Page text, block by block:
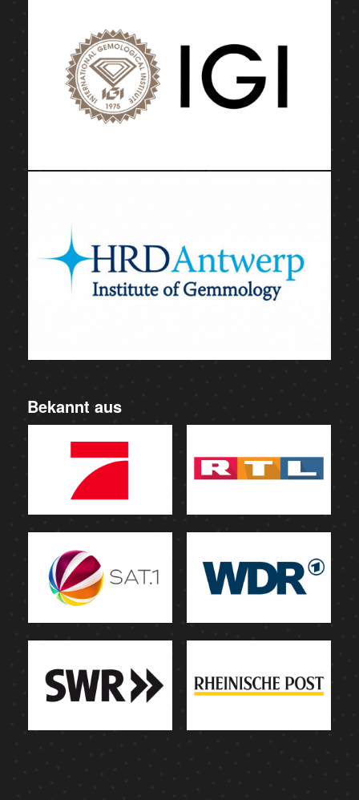
Bekannt aus